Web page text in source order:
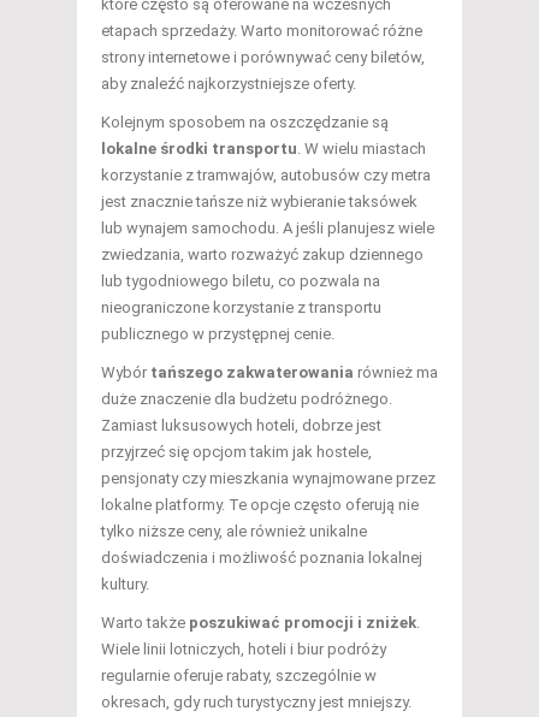
które często są oferowane na wczesnych
etapach sprzedaży. Warto monitorować różne
strony internetowe i porównywać ceny biletów,
aby znaleźć najkorzystniejsze oferty.
Kolejnym sposobem na oszczędzanie są
lokalne środki transportu . W wielu miastach
korzystanie z tramwajów, autobusów czy metra
jest znacznie tańsze niż wybieranie taksówek
lub wynajem samochodu. A jeśli planujesz wiele
zwiedzania, warto rozważyć zakup dziennego
lub tygodniowego biletu, co pozwala na
nieograniczone korzystanie z transportu
publicznego w przystępnej cenie.
Wybór tańszego zakwaterowania również ma
duże znaczenie dla budżetu podróżnego.
Zamiast luksusowych hoteli, dobrze jest
przyjrzeć się opcjom takim jak hostele,
pensjonaty czy mieszkania wynajmowane przez
lokalne platformy. Te opcje często oferują nie
tylko niższe ceny, ale również unikalne
doświadczenia i możliwość poznania lokalnej
kultury.
Warto także poszukiwać promocji i zniżek
Wiele linii lotniczych, hoteli i biur podróży
regularnie oferuje rabaty, szczególnie w
okresach, gdy ruch turystyczny jest mniejszy.